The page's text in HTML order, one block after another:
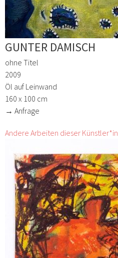
GUNTER DAMISCH
ohne Titel
2009
Öl auf Leinwand
160 x 100 cm
→ Anfrage
Andere Arbeiten dieser Künstler*in